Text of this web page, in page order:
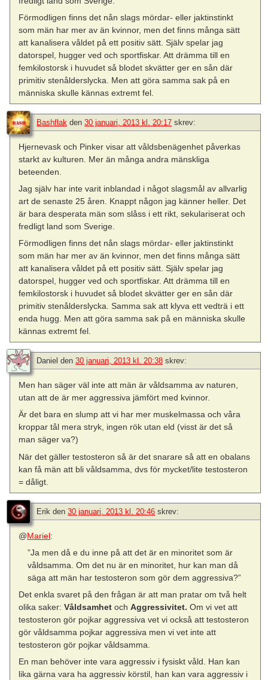
Förmodligen finns det nån slags mördar- eller jaktinstinkt
som män har mer av än kvinnor, men det finns många sätt
att kanalisera våldet på ett positiv sätt. Själv spelar jag
datorspel, hugger ved och sportfiskar. Att drämma till en
femkilostorsk i huvudet så blodet skvätter ger en sån där
primitiv stenålderslycka. Men att göra samma sak på en
människa skulle kännas extremt fel.
Bashflak den 30 januari, 2013 kl. 20:17 skrev:
Hjernevask och Pinker visar att våldsbenägenhet påverkas
starkt av kulturen. Mer än många andra mänskliga
beteenden.
Jag själv har inte varit inblandad i något slagsmål av allvarlig
art de senaste 25 åren. Knappt någon jag känner heller. Det
är bara desperata män som slåss i ett rikt, sekulariserat och
fredligt land som Sverige.
Förmodligen finns det nån slags mördar- eller jaktinstinkt
som män har mer av än kvinnor, men det finns många sätt
att kanalisera våldet på ett positiv sätt. Själv spelar jag
datorspel, hugger ved och sportfiskar. Att drämma till en
femkilostorsk i huvudet så blodet skvätter ger en sån där
primitiv stenålderslycka. Samma sak att klyva ett vedträ i ett
enda hugg. Men att göra samma sak på en människa skulle
kännas extremt fel.
Daniel den 30 januari, 2013 kl. 20:38 skrev:
Men han säger väl inte att män är våldsamma av naturen,
utan att de är mer aggressiva jämfört med kvinnor.
Är det bara en slump att vi har mer muskelmassa och våra
kroppar tål mera stryk, ingen rök utan eld (visst är det så
man säger va?)
När det gäller testosteron så är det snarare så att en obalans
kan få män att bli våldsamma, dvs för mycket/lite testosteron
= dåligt.
Erik den 30 januari, 2013 kl. 20:46 skrev:
@Mariel:
”Ja men då e du inne på att det är en minoritet som är
våldsamma. Om det nu är en minoritet, hur kan man då
säga att män har testosteron som gör dem aggressiva?”
Det enkla svaret på den frågan är att man pratar om två helt
olika saker:Våldsamhet ochAggressivitet. Om vi vet att
testosteron gör pojkar aggressiva vet vi också att testosteron
gör våldsamma pojkar aggressiva men vi vet inte att
testosteron gör pojkar våldsamma.
En man behöver inte vara aggressiv i fysiskt våld. Han kan
lika gärna vara ha aggressiv körstil, han kan vara aggressiv i